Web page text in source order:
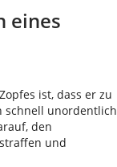
eines
ist, dass er zu
schnell unordentlich
den
und